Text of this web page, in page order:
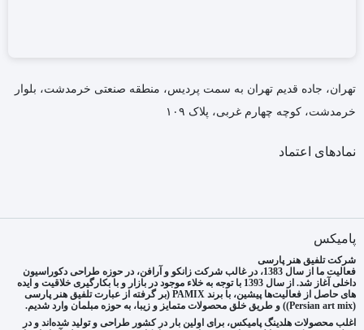
تهران، جاده قدیم تهران به سمت پردیس، منطقه صنعتی خرمدشت، بلوار
خرمدشت، کوچه چهارم غربی، پلاک ۱۰۹
نمادهای اعتماد
پامیکس
شرکت تلفیق هنر پارسی
فعالیت ما از سال 1383، در غالب شرکت زانکو و آرافن، در حوزه طراحی دکوراسیون
داخلی آغاز شد. از سال 1393 با توجه به خلاء موجود در بازار و با بکارگیری خلاقیت و ایده
های حاصل از فعالیت‌ها پیشین، با برند PAMIX (بر گرفته از عبارت تلفیق هنر پارسی
(Persian art mix)) و طریق خلق محصولات متمایز و زیبا، به حوزه مبلمان وارد شدیم.
اغلب محصولات هلدینگ پامیکس، برای اولین بار در کشور طراحی و تولید شده‌اند و در